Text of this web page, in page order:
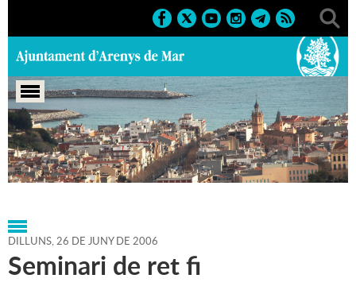
Portada > Agenda > 26-06-
2006 > Marcs > Culturals > 2006 > Cursos 2006
DILLUNS,26 DE JUNY DE 2006
Seminari de ret fi